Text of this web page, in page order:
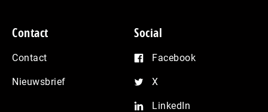
Contact
Contact
Nieuwsbrief
Social
Facebook
X
LinkedIn